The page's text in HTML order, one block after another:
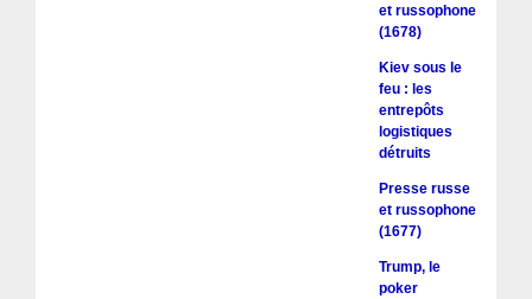
et russophone
(1678)
Kiev sous le
feu : les
entrepôts
logistiques
détruits
Presse russe
et russophone
(1677)
Trump, le
poker